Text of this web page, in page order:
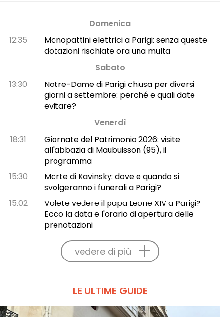
Domenica
12:35
Monopattini elettrici a Parigi: senza queste
dotazioni rischiate ora una multa
Sabato
13:30
Notre-Dame di Parigi chiusa per diversi
giorni a settembre: perché e quali date
evitare?
Venerdì
18:31
Giornate del Patrimonio 2026: visite
all'abbazia di Maubuisson (95), il
programma
15:30
Morte di Kavinsky: dove e quando si
svolgeranno i funerali a Parigi?
15:02
Volete vedere il papa Leone XIV a Parigi?
Ecco la data e l'orario di apertura delle
prenotazioni
vedere di più
LE ULTIME GUIDE